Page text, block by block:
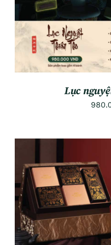
Lục
ADD TO
DETAILS